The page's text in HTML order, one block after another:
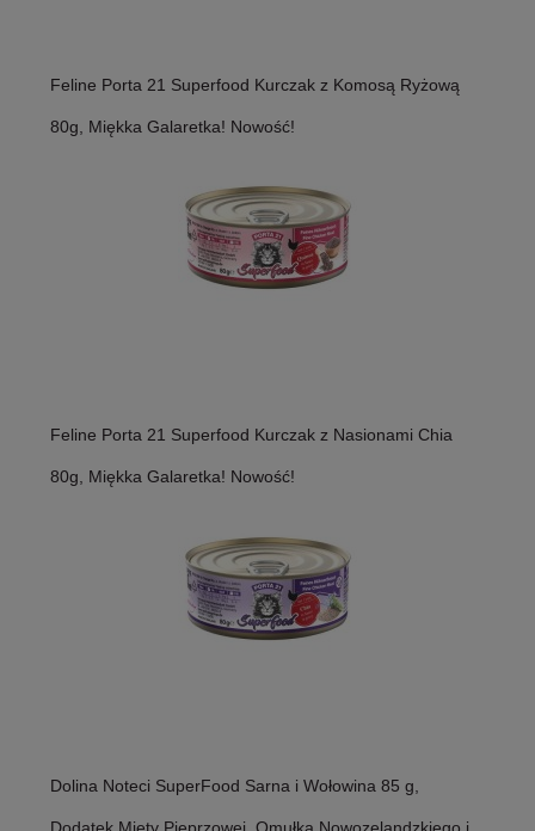
Feline Porta 21 Superfood Kurczak z Komosą Ryżową
80g, Miękka Galaretka! Nowość!
Feline Porta 21 Superfood Kurczak z Nasionami Chia
80g, Miękka Galaretka! Nowość!
Dolina Noteci SuperFood Sarna i Wołowina 85 g,